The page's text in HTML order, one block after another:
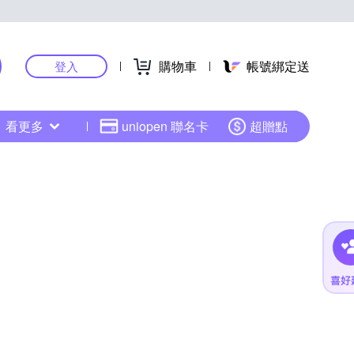
登入 購物車 帳號綁定送
看更多 uniopen 聯名卡 超贈點